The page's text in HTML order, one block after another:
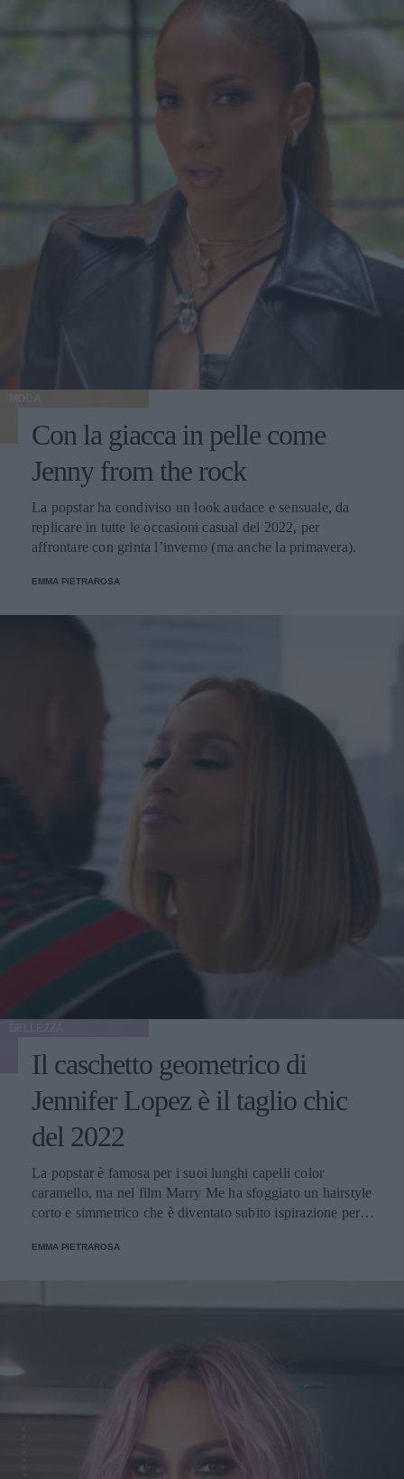
MODA
Con la giacca in pelle come
Jenny from the rock
La popstar ha condiviso un look audace e sensuale, da
replicare in tutte le occasioni casual del 2022, per
affrontare con grinta l’inverno (ma anche la primavera).
EMMA PIETRAROSA
Il caschetto geometrico di
Jennifer Lopez è il taglio chic
del 2022
La popstar è famosa per i suoi lunghi capelli color
caramello, ma nel film Marry Me ha sfoggiato un hairstyle
corto e simmetrico che è diventato subito ispirazione per il
EMMA PIETRAROSA